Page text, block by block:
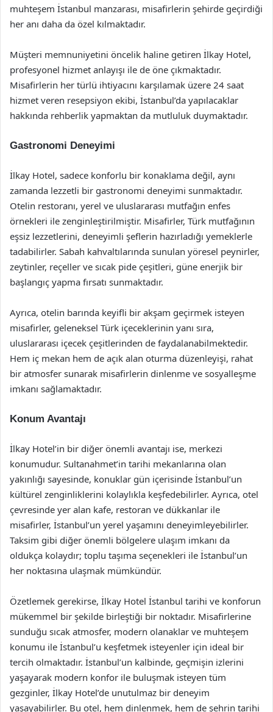
muhteşem İstanbul manzarası, misafirlerin şehirde geçirdiği
her anı daha da özel kılmaktadır.
Müşteri memnuniyetini öncelik haline getiren İlkay Hotel,
profesyonel hizmet anlayışı ile de öne çıkmaktadır.
Misafirlerin her türlü ihtiyacını karşılamak üzere 24 saat
hizmet veren resepsiyon ekibi, İstanbul’da yapılacaklar
hakkında rehberlik yapmaktan da mutluluk duymaktadır.
Gastronomi Deneyimi
İlkay Hotel, sadece konforlu bir konaklama değil, aynı
zamanda lezzetli bir gastronomi deneyimi sunmaktadır.
Otelin restoranı, yerel ve uluslararası mutfağın enfes
örnekleri ile zenginleştirilmiştir. Misafirler, Türk mutfağının
eşsiz lezzetlerini, deneyimli şeflerin hazırladığı yemeklerle
tadabilirler. Sabah kahvaltılarında sunulan yöresel peynirler,
zeytinler, reçeller ve sıcak pide çeşitleri, güne enerjik bir
başlangıç yapma fırsatı sunmaktadır.
Ayrıca, otelin barında keyifli bir akşam geçirmek isteyen
misafirler, geleneksel Türk içeceklerinin yanı sıra,
uluslararası içecek çeşitlerinden de faydalanabilmektedir.
Hem iç mekan hem de açık alan oturma düzenleyişi, rahat
bir atmosfer sunarak misafirlerin dinlenme ve sosyalleşme
imkanı sağlamaktadır.
Konum Avantajı
İlkay Hotel’in bir diğer önemli avantajı ise, merkezi
konumudur. Sultanahmet’in tarihi mekanlarına olan
yakınlığı sayesinde, konuklar gün içerisinde İstanbul’un
kültürel zenginliklerini kolaylıkla keşfedebilirler. Ayrıca, otel
çevresinde yer alan kafe, restoran ve dükkanlar ile
misafirler, İstanbul’un yerel yaşamını deneyimleyebilirler.
Taksim gibi diğer önemli bölgelere ulaşım imkanı da
oldukça kolaydır; toplu taşıma seçenekleri ile İstanbul’un
her noktasına ulaşmak mümkündür.
Özetlemek gerekirse, İlkay Hotel İstanbul tarihi ve konforun
mükemmel bir şekilde birleştiği bir noktadır. Misafirlerine
sunduğu sıcak atmosfer, modern olanaklar ve muhteşem
konumu ile İstanbul’u keşfetmek isteyenler için ideal bir
tercih olmaktadır. İstanbul’un kalbinde, geçmişin izlerini
yaşayarak modern konfor ile buluşmak isteyen tüm
gezginler, İlkay Hotel’de unutulmaz bir deneyim
yaşayabilirler. Bu otel, hem dinlenmek, hem de şehrin tarihi